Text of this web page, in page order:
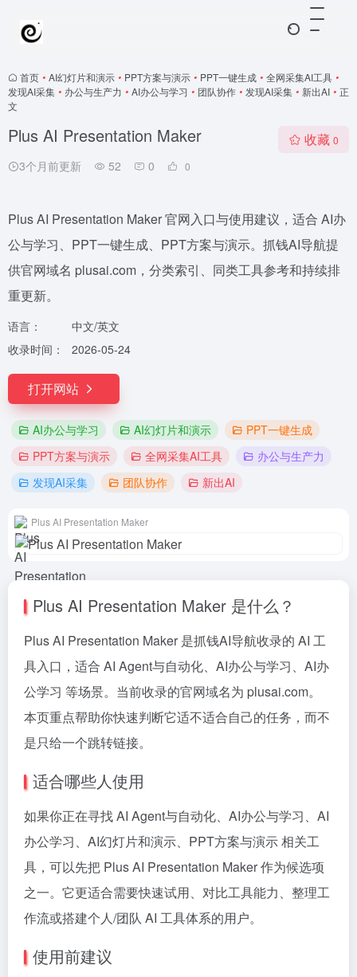
首页 • AI幻灯片和演示 • PPT方案与演示 • PPT一键生成 • 全网采集AI工具 •
发现AI采集 • 办公与生产力 • AI办公与学习 • 团队协作 • 发现AI采集 • 新出AI • 正
文
Plus AI Presentation Maker
3个月前更新 52 0 0
收藏 0
Plus AI Presentation Maker 官网入口与使用建议，适合 AI办
公与学习、PPT一键生成、PPT方案与演示。抓钱AI导航提
供官网域名 plusai.com，分类索引、同类工具参考和持续排
重更新。
语言：
中文/英文
收录时间：
2026-05-24
打开网站
AI办公与学习 AI幻灯片和演示
PPT一键生成
PPT方案与演示
全网采集AI工具
办公与生产力
发现AI采集
团队协作 新出AI
Plus AI Presentation Maker
Plus AI Presentation Maker 是什么？
Plus AI Presentation Maker 是抓钱AI导航收录的 AI 工
具入口，适合 AI Agent与自动化、AI办公与学习、AI办
公学习 等场景。当前收录的官网域名为 plusai.com。
本页重点帮助你快速判断它适不适合自己的任务，而不
是只给一个跳转链接。
适合哪些人使用
如果你正在寻找 AI Agent与自动化、AI办公与学习、AI
办公学习、AI幻灯片和演示、PPT方案与演示 相关工
具，可以先把 Plus AI Presentation Maker 作为候选项
之一。它更适合需要快速试用、对比工具能力、整理工
作流或搭建个人/团队 AI 工具体系的用户。
使用前建议